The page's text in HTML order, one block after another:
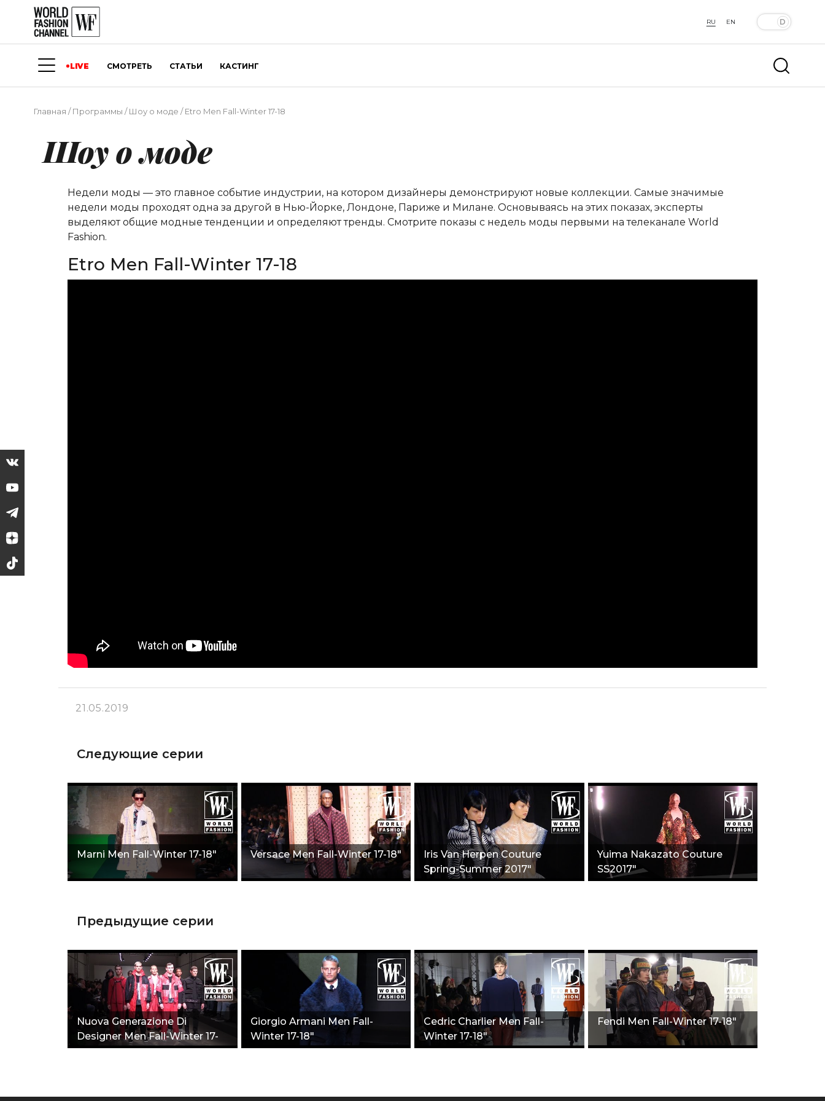
RU EN
LIVE СМОТРЕТЬ СТАТЬИ КАСТИНГ
Главная /Программы /Шоу о моде /Etro Men Fall-Winter 17-18
Шоу о моде
Недели моды — это главное событие индустрии, на котором дизайнеры демонстрируют новые коллекции. Самые значимые
недели моды проходят одна за другой в Нью-Йорке, Лондоне, Париже и Милане. Основываясь на этих показах, эксперты
выделяют общие модные тенденции и определяют тренды. Смотрите показы с недель моды первыми на телеканале World
Fashion.
Etro Men Fall-Winter 17-18
21.05.2019
Следующие серии
Marni Men Fall-Winter 17-18" Versace Men Fall-Winter 17-18"
Iris Van Herpen Couture
Spring-Summer 2017"
Yuima Nakazato Couture
SS2017"
Предыдущие серии
Nuova Generazione Di
Designer Men Fall-Winter 17-
18"
Giorgio Armani Men Fall-
Winter 17-18"
Cedric Charlier Men Fall-
Winter 17-18"
Fendi Men Fall-Winter 17-18"